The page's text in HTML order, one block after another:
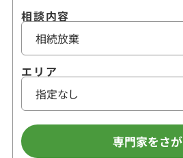
相談内容
エリア
専門家をさ